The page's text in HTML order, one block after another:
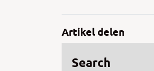
Artikel delen
Search